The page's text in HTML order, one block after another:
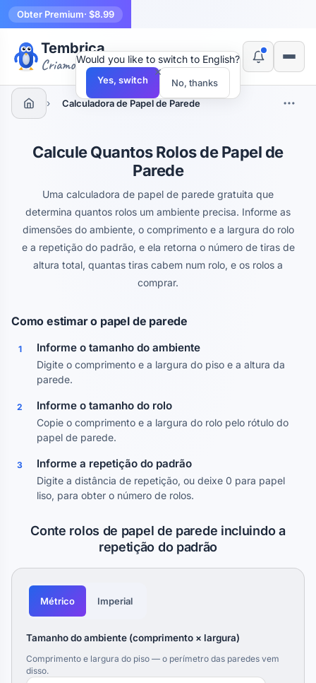
Obter Premium· $8.99
Tembrica
Criamos ferramentas
› Calculadora de Papel de Parede
Calcule Quantos Rolos de Papel de
Parede
Uma calculadora de papel de parede gratuita que
determina quantos rolos um ambiente precisa. Informe as
dimensões do ambiente, o comprimento e a largura do rolo
e a repetição do padrão, e ela retorna o número de tiras de
altura total, quantas tiras cabem num rolo, e os rolos a
comprar.
Como estimar o papel de parede
1 Informe o tamanho do ambiente
Digite o comprimento e a largura do piso e a altura da
parede.
2 Informe o tamanho do rolo
Copie o comprimento e a largura do rolo pelo rótulo do
papel de parede.
3 Informe a repetição do padrão
Digite a distância de repetição, ou deixe 0 para papel
liso, para obter o número de rolos.
Conte rolos de papel de parede incluindo a
repetição do padrão
Métrico Imperial
Tamanho do ambiente (comprimento × largura)
Comprimento e largura do piso — o perímetro das paredes vem
disso.
×
Would you like to switch to English?
Yes, switch No, thanks